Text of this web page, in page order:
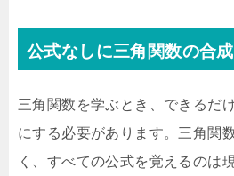
公式なしに三角関数の合
三角関数を学ぶとき、できるだ
にする必要があります。三角関
く、すべての公式を覚えるのは